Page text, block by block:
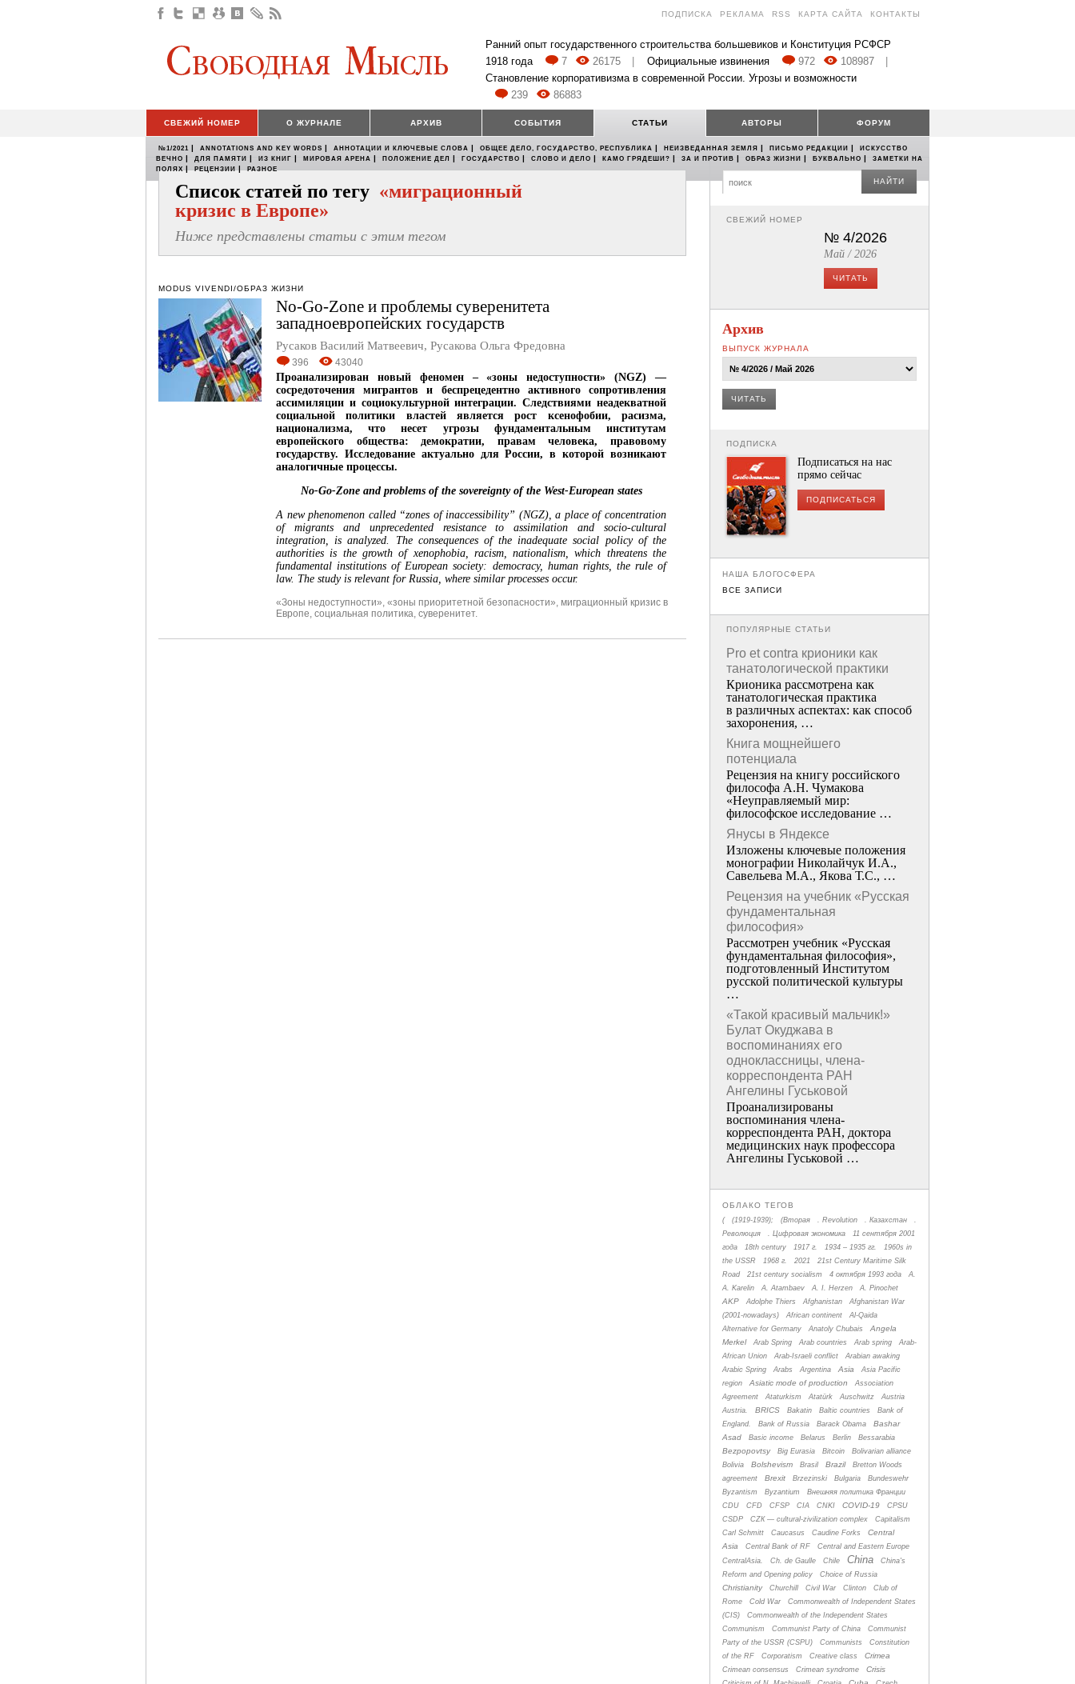
ПОДПИСКА РЕКЛАМА RSS КАРТА САЙТА КОНТАКТЫ
Ранний опыт государственного строительства большевиков и Конституция РСФСР
1918 года
7 26175 Официальные извинения 972 108987
Становление корпоративизма в современной России. Угрозы и возможности
239
86883
СВЕЖИЙ НОМЕР О ЖУРНАЛЕ АРХИВ СОБЫТИЯ СТАТЬИ АВТОРЫ ФОРУМ
№1/2021 | ANNOTATIONS AND KEY WORDS | АННОТАЦИИ И КЛЮЧЕВЫЕ СЛОВА | ОБЩЕЕ ДЕЛО, ГОСУДАРСТВО, РЕСПУБЛИКА | НЕИЗВЕДАННАЯ ЗЕМЛЯ | ПИСЬМО РЕДАКЦИИ |
ИСКУССТВО
ВЕЧНО | ДЛЯ ПАМЯТИ | ИЗ КНИГ | МИРОВАЯ АРЕНА | ПОЛОЖЕНИЕ ДЕЛ | ГОСУДАРСТВО | СЛОВО И ДЕЛО | КАМО ГРЯДЕШИ? | ЗА И ПРОТИВ | ОБРАЗ ЖИЗНИ | БУКВАЛЬНО |
ЗАМЕТКИ НА
ПОЛЯХ | РЕЦЕНЗИИ | РАЗНОЕ
Список статей по тегу «миграционный
кризис в Европе»
Ниже представлены статьи с этим тегом
MODUS VIVENDI/ОБРАЗ ЖИЗНИ
No-Go-Zone и проблемы суверенитета
западноевропейских государств
Русаков Василий Матвеевич, Русакова Ольга Фредовна
396 43040
Проанализирован новый феномен – «зоны недоступности» (NGZ) —
сосредоточения мигрантов и беспрецедентно активного сопротивления
ассимиляции и социокультурной интеграции. Следствиями неадекватной
социальной политики властей является рост ксенофобии, расизма,
национализма, что несет угрозы фундаментальным институтам
европейского общества: демократии, правам человека, правовому
государству. Исследование актуально для России, в которой возникают
аналогичные процессы.
No-Go-Zone and problems of the sovereignty of the West-European states
A new phenomenon called “zones of inaccessibility” (NGZ), a place of concentration
of migrants and unprecedented resistance to assimilation and socio-cultural
integration, is analyzed. The consequences of the inadequate social policy of the
authorities is the growth of xenophobia, racism, nationalism, which threatens the
fundamental institutions of European society: democracy, human rights, the rule of
law. The study is relevant for Russia, where similar processes occur.
«Зоны недоступности», «зоны приоритетной безопасности», миграционный кризис в
Европе, социальная политика, суверенитет.
НАЙТИ
СВЕЖИЙ НОМЕР
№ 4/2026
Май / 2026
ЧИТАТЬ
Архив
ВЫПУСК ЖУРНАЛА
ЧИТАТЬ
ПОДПИСКА
Подписаться на нас
прямо сейчас
ПОДПИСАТЬСЯ
НАША БЛОГОСФЕРА
ВСЕ ЗАПИСИ
ПОПУЛЯРНЫЕ СТАТЬИ
Pro et contra крионики как
танатологической практики
Крионика рассмотрена как
танатологическая практика
в различных аспектах: как способ
захоронения, …
Книга мощнейшего
потенциала
Рецензия на книгу российского
философа А.Н. Чумакова
«Неуправляемый мир:
философское исследование …
Янусы в Яндексе
Изложены ключевые положения
монографии Николайчук И.А.,
Савельева М.А., Якова Т.С., …
Рецензия на учебник «Русская
фундаментальная
философия»
Рассмотрен учебник «Русская
фундаментальная философия»,
подготовленный Институтом
русской политической культуры
…
«Такой красивый мальчик!»
Булат Окуджава в
воспоминаниях его
одноклассницы, члена-
корреспондента РАН
Ангелины Гуськовой
Проанализированы
воспоминания члена­
корреспондента РАН, доктора
медицинских наук профессора
Ангелины Гуськовой …
ОБЛАКО ТЕГОВ
( (1919-1939); (Вторая . Revolution . Казахстан
.
Революция
. Цифровая экономика
11 сентября 2001
года
18th century 1917 г. 1934 – 1935 гг.
1960s in
the USSR
1968 г. 2021
21st Century Maritime Silk
Road
21st century socialism 4 октября 1993 года
A.
A. Karelin
A. Atambaev A. I. Herzen A. Pinochet
AKP Adolphe Thiers Afghanistan
Afghanistan War
(2001-nowadays)
African continent
Al-Qaida
Alternative for Germany
Anatoly Chubais
Angela
Merkel
Arab Spring Arab countries Arab spring
Arab-
African Union
Arab-Israeli conflict
Arabian awaking
Arabic Spring
Arabs Argentina Asia
Asia Pacific
region
Asiatic mode of production
Association
Agreement
Ataturkism Atatürk Auschwitz
Austria
Austria.
BRICS Bakatin Baltic countries
Bank of
England.
Bank of Russia Barack Obama
Bashar
Asad
Basic income Belarus Berlin Bessarabia
Bezpopovtsy Big Eurasia Bitcoin
Bolivarian alliance
Bolivia
Bolshevism Brasil Brazil
Bretton Woods
agreement
Brexit Brzezinski Bulgaria
Bundeswehr
Byzantism
Byzantium
Bнешняя политика Франции
CDU
CFD CFSP CIA CNKI COVID-19
CPSU
CSDP
CZК — cultural-zivilization complex
Capitalism
Carl Schmitt
Caucasus Caudine Forks
Central
Asia
Central Bank of RF
Central and Eastern Europe
CentralAsia.
Ch. de Gaulle Chile China
China's
Reform and Opening policy
Choice of Russia
Christianity Churchill Civil War Clinton
Club of
Rome
Cold War
Commonwealth of Independent States
(CIS)
Commonwealth of the Independent States
Communism
Communist Party of China
Communist
Party of the USSR (CSPU)
Communists
Constitution
of the RF
Corporatism Creative class Crimea
Crimean consensus Crimean syndrome Crisis